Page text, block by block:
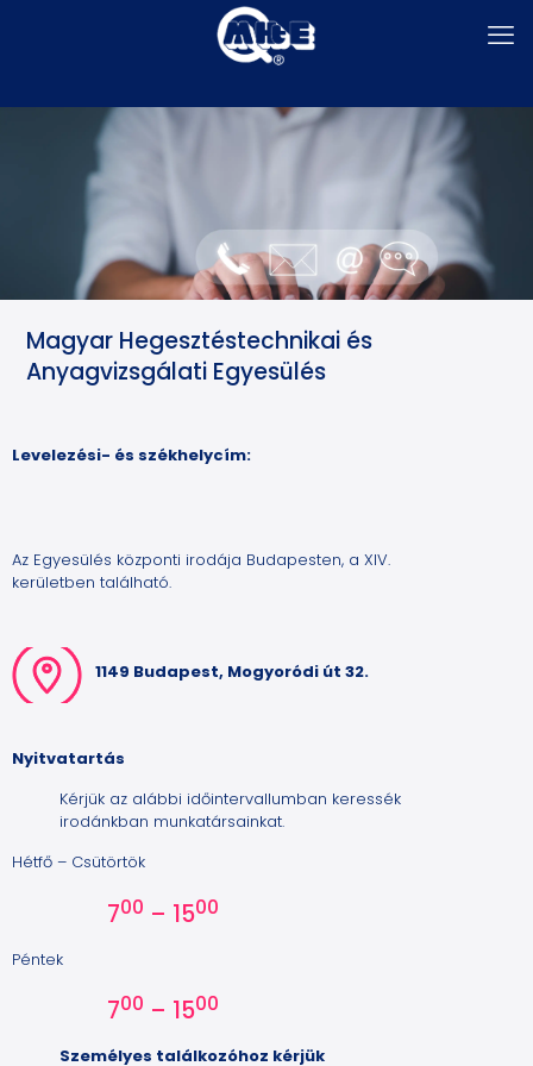
Magyar Hegesztéstechnikai és
Anyagvizsgálati Egyesülés
Levelezési- és székhelycím:
Az Egyesülés központi irodája Budapesten, a XIV.
kerületben található.
1149 Budapest, Mogyoródi út 32.
Nyitvatartás
Kérjük az alábbi időintervallumban keressék
irodánkban munkatársainkat.
Hétfő – Csütörtök
700 – 1500
Péntek
700 – 1500
Személyes találkozóhoz kérjük